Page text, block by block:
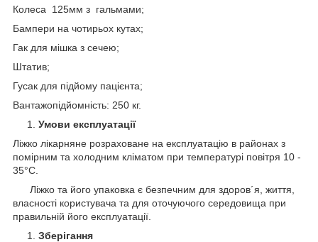
Колеса 125мм з гальмами;
Бампери на чотирьох кутах;
Гак для мішка з сечею;
Штатив;
Гусак для підйому пацієнта;
Вантажопідйомність: 250 кг.
Умови експлуатації
Ліжко лікарняне розраховане на експлуатацію в районах з
помірним та холодним кліматом при температурі повітря 10 -
35°С.
Ліжко та його упаковка є безпечним для здоров´я, життя,
власності користувача та для оточуючого середовища при
правильній його експлуатації.
Зберігання